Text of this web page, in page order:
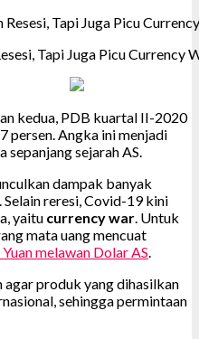
Tapi Juga Picu Currency
kedua, PDB kuartal II-2020
persen. Angka ini menjadi
sejarah AS.
dampak banyak
reresi, Covid-19 kini
yaitu currency war . Untuk
mata uang mencuat
melawan Dolar AS
agar produk yang dihasilkan
sehingga permintaan